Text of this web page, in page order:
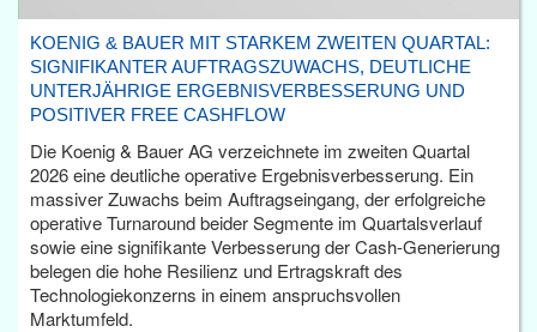
KOENIG & BAUER MIT STARKEM ZWEITEN QUARTAL:
SIGNIFIKANTER AUFTRAGSZUWACHS, DEUTLICHE
UNTERJÄHRIGE ERGEBNISVERBESSERUNG UND
POSITIVER FREE CASHFLOW
Die Koenig & Bauer AG verzeichnete im zweiten Quartal
2026 eine deutliche operative Ergebnisverbesserung. Ein
massiver Zuwachs beim Auftragseingang, der erfolgreiche
operative Turnaround beider Segmente im Quartalsverlauf
sowie eine signifikante Verbesserung der Cash-Generierung
belegen die hohe Resilienz und Ertragskraft des
Technologiekonzerns in einem anspruchsvollen
Marktumfeld.